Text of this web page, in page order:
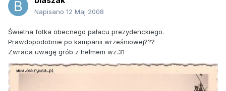
Napisano 12 Maj 2008
Świetna fotka obecnego pałacu prezydenckiego.
Prawdopodobnie po kampanii wrześniowej???
Zwraca uwagę grób z hełmem wz.31